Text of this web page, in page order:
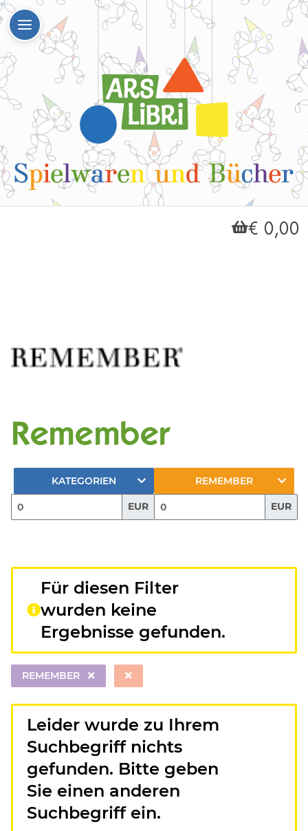
€ 0,00
Remember
KATEGORIEN REMEMBER
EUR EUR
x
Für diesen Filter
wurden keine
Ergebnisse gefunden.
REMEMBER
x
Leider wurde zu Ihrem
Suchbegriff nichts
gefunden. Bitte geben
Sie einen anderen
Suchbegriff ein.